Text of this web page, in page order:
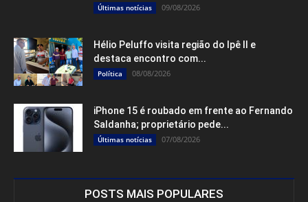
Últimas notícias 09/08/2026
Hélio Peluffo visita região do Ipê II e
destaca encontro com...
Política 08/08/2026
iPhone 15 é roubado em frente ao Fernando
Saldanha; proprietário pede...
Últimas notícias 07/08/2026
POSTS MAIS POPULARES